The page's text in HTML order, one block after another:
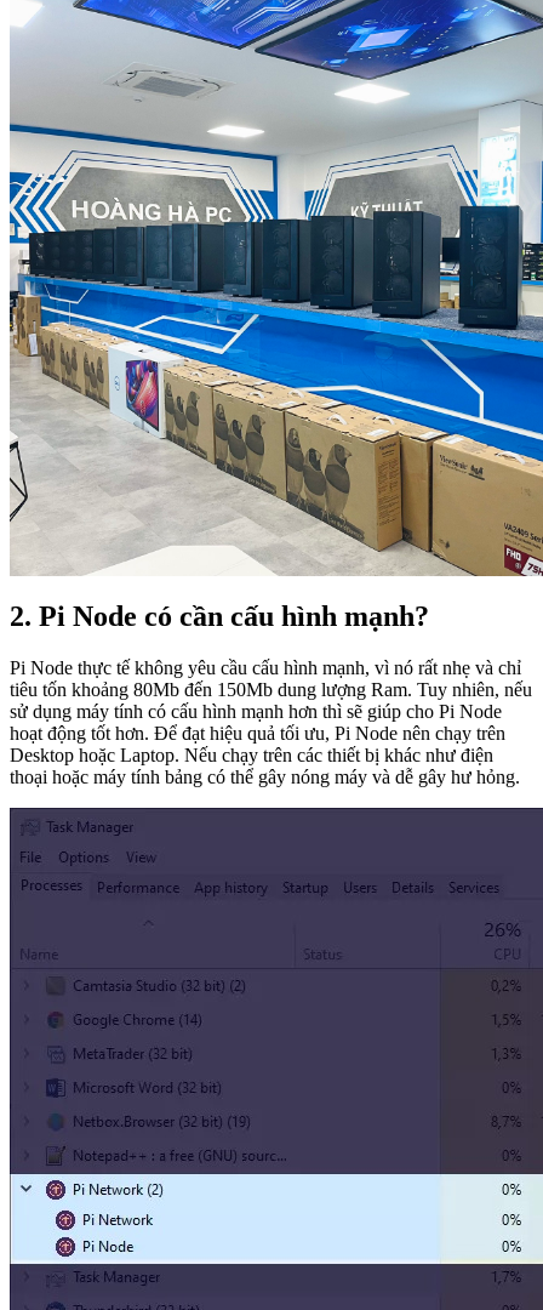
2. Pi Node có cần cấu hình mạnh?
Pi Node thực tế không yêu cầu cấu hình mạnh, vì nó rất nhẹ và chỉ
tiêu tốn khoảng 80Mb đến 150Mb dung lượng Ram. Tuy nhiên, nếu
sử dụng máy tính có cấu hình mạnh hơn thì sẽ giúp cho Pi Node
hoạt động tốt hơn. Để đạt hiệu quả tối ưu, Pi Node nên chạy trên
Desktop hoặc Laptop. Nếu chạy trên các thiết bị khác như điện
thoại hoặc máy tính bảng có thể gây nóng máy và dễ gây hư hỏng.